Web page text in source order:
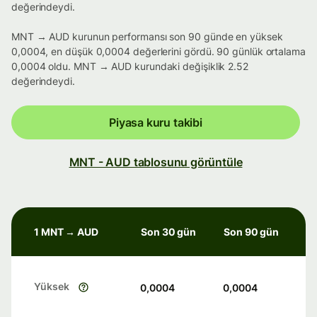
değerindeydi.
MNT → AUD kurunun performansı son 90 günde en yüksek
0,0004, en düşük 0,0004 değerlerini gördü. 90 günlük ortalama
0,0004 oldu. MNT → AUD kurundaki değişiklik 2.52
değerindeydi.
Piyasa kuru takibi
MNT - AUD tablosunu görüntüle
1 MNT → AUD Son 30 gün Son 90 gün
Yüksek 0,0004 0,0004